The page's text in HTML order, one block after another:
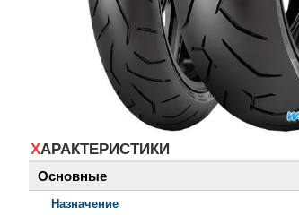
ХАРАКТЕРИСТИКИ
Основные
Назначение